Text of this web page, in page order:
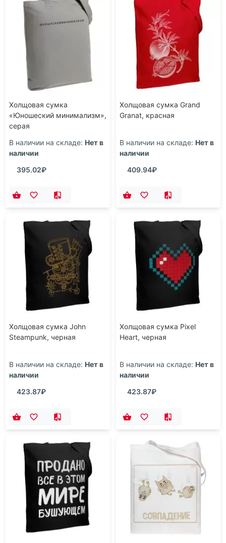
Холщовая сумка
«Юношеский минимализм»,
серая
В наличии на складе: Нет в
наличии
395.02₽
Холщовая сумка Grand
Granat, красная
В наличии на складе: Нет в
наличии
409.94₽
Холщовая сумка John
Steampunk, черная
В наличии на складе: Нет в
наличии
423.87₽
Холщовая сумка Pixel
Heart, черная
В наличии на складе: Нет в
наличии
423.87₽